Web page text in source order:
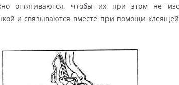
оттягиваются, чтобы их при этом не
и связываются вместе при помощи